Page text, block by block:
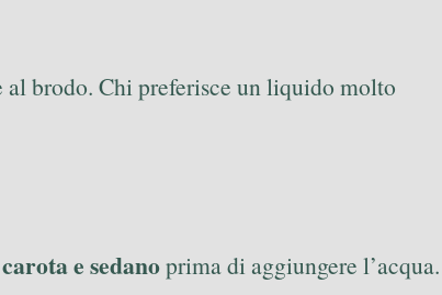
al brodo. Chi preferisce un liquido molto
e sedanoprima di aggiungere l’acqua.